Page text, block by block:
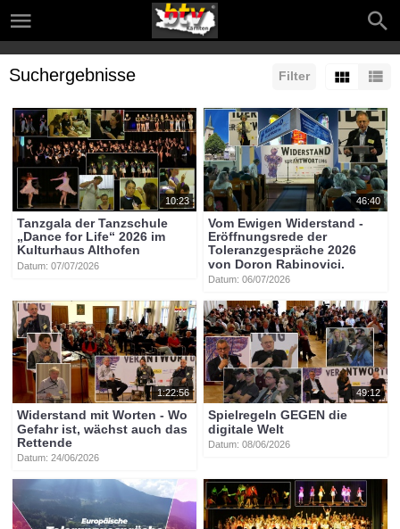
Filter
Suchergebnisse
10:23
Tanzgala der Tanzschule
„Dance for Life“ 2026 im
Kulturhaus Althofen
Datum: 07/07/2026
46:40
Vom Ewigen Widerstand -
Eröffnungsrede der
Toleranzgespräche 2026
von Doron Rabinovici.
Datum: 06/07/2026
1:22:56
Widerstand mit Worten - Wo
Gefahr ist, wächst auch das
Rettende
Datum: 24/06/2026
49:12
Spielregeln GEGEN die
digitale Welt
Datum: 08/06/2026